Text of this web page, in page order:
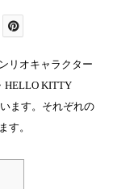
リオキャラクター
HELLO KITTY
ます。それぞれの
す。